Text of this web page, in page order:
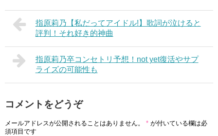
指原莉乃【私だってアイドル!】歌詞が泣けると
評判！それ好き的神曲
指原莉乃卒コンセトリ予想！not yet復活やサプ
ライズの可能性も
コメントをどうぞ
メールアドレスが公開されることはありません。 * が付いている欄は必
須項目です